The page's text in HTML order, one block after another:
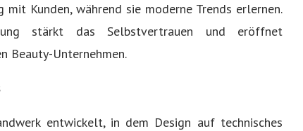
Kunden, während sie moderne Trends erlernen.
stärkt das Selbstvertrauen und eröffnet
Beauty-Unternehmen.
entwickelt, in dem Design auf technisches